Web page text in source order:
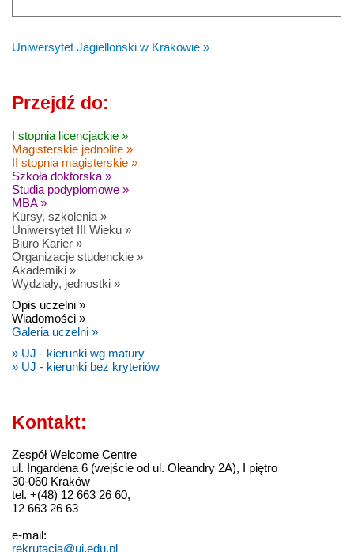
Uniwersytet Jagielloński w Krakowie »
Przejdź do:
I stopnia licencjackie »
Magisterskie jednolite »
II stopnia magisterskie »
Szkoła doktorska »
Studia podyplomowe »
MBA »
Kursy, szkolenia »
Uniwersytet III Wieku »
Biuro Karier »
Organizacje studenckie »
Akademiki »
Wydziały, jednostki »
Opis uczelni »
Wiadomości »
Galeria uczelni »
» UJ - kierunki wg matury
» UJ - kierunki bez kryteriów
Kontakt:
Zespół Welcome Centre
ul. Ingardena 6 (wejście od ul. Oleandry 2A), I piętro
30-060 Kraków
tel. +(48) 12 663 26 60,
12 663 26 63
e-mail:
rekrutacja@uj.edu.pl